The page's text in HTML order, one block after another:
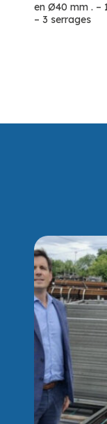
en Ø40 mm . –
– 3 serrages